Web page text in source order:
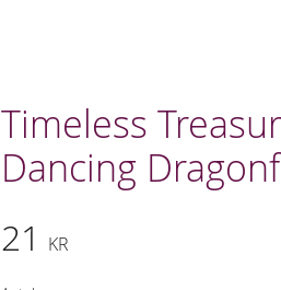
Timeless
Dancing
21 KR